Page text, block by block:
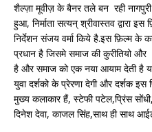
शैल्ज़ा मूवीज़ के बैनर तले बन रही
हुआ, निर्माता सत्यन् श्रीवास्तव द्वारा इस
निर्देशन संजय वर्मा किये है.इस फ़िल्म के
प्रधान है जिसमे समाज की कुरीतियो
है और समाज को एक नया आयाम देती है
युवा दर्शको के प्रेरणा देगी और दर्शक
मुख्य कलाकार हैं, स्टेफी पटेल,प्रिंस
दिनेश देवा, काजल सिंह,साथ ही साथ